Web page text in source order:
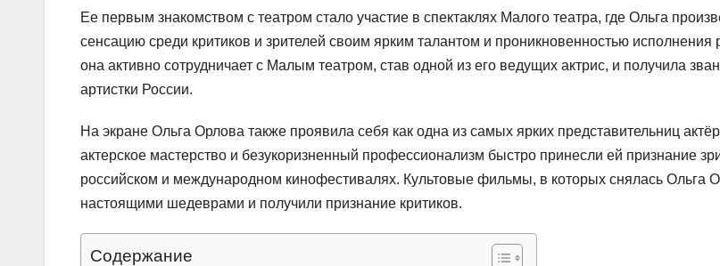
Ее первым знакомством с театром стало участие в спектаклях Малого театра, где Ольга
сенсацию среди критиков и зрителей своим ярким талантом и проникновенностью исполнения
она активно сотрудничает с Малым театром, став одной из его ведущих актрис, и получила
артистки России.
На экране Ольга Орлова также проявила себя как одна из самых ярких представительниц
актерское мастерство и безукоризненный профессионализм быстро принесли ей признание
российском и международном кинофестивалях. Культовые фильмы, в которых снялась Ольга
настоящими шедеврами и получили признание критиков.
Содержание